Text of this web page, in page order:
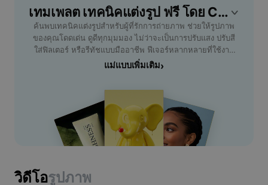
CapCut Pad
CapCut บนมือถือ
สตูดิโอวิดีโอ
ตัวสร้างวิดีโอ AI
Dreamina Seedance 2.5
Nano Banana Pro
เครื่องมือสร้างและแก้ไขวิดีโอ
เครื่องมือสร้างและแก้ไขรูปภาพ
เครื่องมือสร้างและแก้ไขเสียงพูด
กรณีการใช้งาน
การตลาด
อื่นๆ
แม่แบบเอฟเฟกต์
แม่แบบธุรกิจ
โครงการริเริ่ม
พันธมิตร
โปรแกรมพันธมิตรเพื่อการสร้างสรรค์
โปรแกรม CapCut Creative Campus
เทมเพลต เทคนิคแต่งรูป ฟรี โดย CapCut
ค้นพบเทคนิคแต่งรูปสำหรับผู้ที่รักการถ่ายภาพ ช่วยให้รูปภาพ
ของคุณโดดเด่น ดูดีทุกมุมมอง ไม่ว่าจะเป็นการปรับแสง ปรับสี
ใส่ฟิลเตอร์ หรือรีทัชแบบมืออาชีพ ฟีเจอร์หลากหลายที่ใช้งาน
ง่าย เหมาะสำหรับทั้งมือใหม่และผู้มีประสบการณ์ อัปเกรดรูป
ทำให้คุณสนุกกับการสร้างสรรค์ภาพมากยิ่งขึ้น พัฒนาไอเดีย
ใหม่ ๆ ด้วย AI Tools จาก CapCut ที่รวมทุกการแต่งรูปไว้ในที่
เดียว เหมาะสำหรับผู้ที่ต้องการความสะดวก พร้อมผลลัพธ์ที่ให้
มือโปร เทคโนโลยีอัจฉริยะ ช่วยให้การตกแต่งและแก้ไขภาพ
เป็นเรื่องง่ายสำหรับทุกคน
แม่แบบเพิ่มเติม›
วิดีโอรูปภาพ